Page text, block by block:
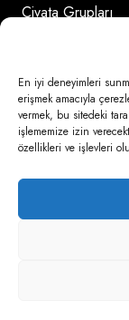
En iyi deneyimleri
erişmek amacıyla
vermek, bu sitedeki
işlememize izin
özellikleri ve işlevleri
Civata Grupları
0535